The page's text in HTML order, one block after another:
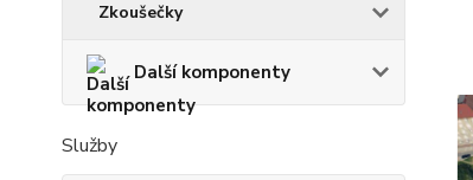
Zkoušečky
Další komponenty
Služby